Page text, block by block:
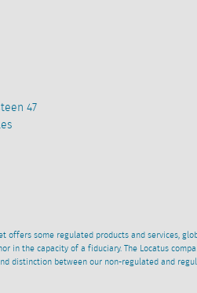
47
offers some regulated products and services,
in the capacity of a fiduciary. The Locatus
distinction between our non-regulated and